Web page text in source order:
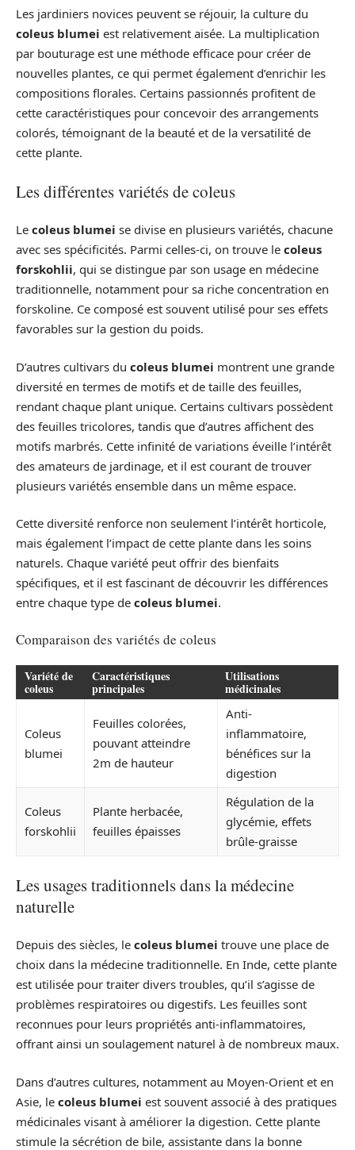
Les jardiniers novices peuvent se réjouir, la culture du
coleus blumei est relativement aisée. La multiplication
par bouturage est une méthode efficace pour créer de
nouvelles plantes, ce qui permet également d’enrichir les
compositions florales. Certains passionnés profitent de
cette caractéristiques pour concevoir des arrangements
colorés, témoignant de la beauté et de la versatilité de
cette plante.
Les différentes variétés de coleus
Le coleus blumei se divise en plusieurs variétés, chacune
avec ses spécificités. Parmi celles-ci, on trouve le coleus
forskohlii, qui se distingue par son usage en médecine
traditionnelle, notamment pour sa riche concentration en
forskoline. Ce composé est souvent utilisé pour ses effets
favorables sur la gestion du poids.
D’autres cultivars du coleus blumei montrent une grande
diversité en termes de motifs et de taille des feuilles,
rendant chaque plant unique. Certains cultivars possèdent
des feuilles tricolores, tandis que d’autres affichent des
motifs marbrés. Cette infinité de variations éveille l’intérêt
des amateurs de jardinage, et il est courant de trouver
plusieurs variétés ensemble dans un même espace.
Cette diversité renforce non seulement l’intérêt horticole,
mais également l’impact de cette plante dans les soins
naturels. Chaque variété peut offrir des bienfaits
spécifiques, et il est fascinant de découvrir les différences
entre chaque type de coleus blumei.
Comparaison des variétés de coleus
Variété de
coleus
Caractéristiques
principales
Utilisations
médicinales
Coleus
blumei
Feuilles colorées,
pouvant atteindre
2m de hauteur
Anti-
inflammatoire,
bénéfices sur la
digestion
Coleus
forskohlii
Plante herbacée,
feuilles épaisses
Régulation de la
glycémie, effets
brûle-graisse
Les usages traditionnels dans la médecine
naturelle
Depuis des siècles, le coleus blumei trouve une place de
choix dans la médecine traditionnelle. En Inde, cette plante
est utilisée pour traiter divers troubles, qu’il s’agisse de
problèmes respiratoires ou digestifs. Les feuilles sont
reconnues pour leurs propriétés anti-inflammatoires,
offrant ainsi un soulagement naturel à de nombreux maux.
Dans d’autres cultures, notamment au Moyen-Orient et en
Asie, le coleus blumei est souvent associé à des pratiques
médicinales visant à améliorer la digestion. Cette plante
stimule la sécrétion de bile, assistante dans la bonne